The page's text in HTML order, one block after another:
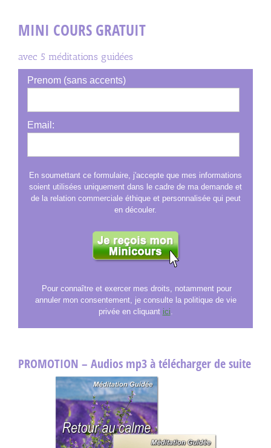
Prenom (sans accents)
Email:
soient utilisées uniquement dans le cadre de ma demande et
de la relation commerciale éthique et personnalisée qui peut
en découler.
annuler mon consentement, je consulte la politique de vie
privée en cliquantici.